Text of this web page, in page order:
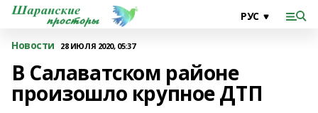
Новости 28 ИЮЛЯ 2020, 05:37
В Салаватском районе
произошло крупное ДТП